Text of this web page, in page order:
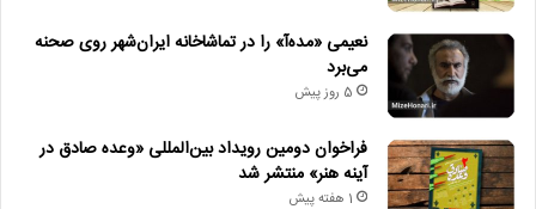
نعیمی «مده‌آ» را در تماشاخانه ایران‌شهر روی صحنه
می‌برد
5 روز پیش
فراخوان دومین رویداد بین‌المللی «وعده صادق در
آینه هنر» منتشر شد
1 هفته پیش